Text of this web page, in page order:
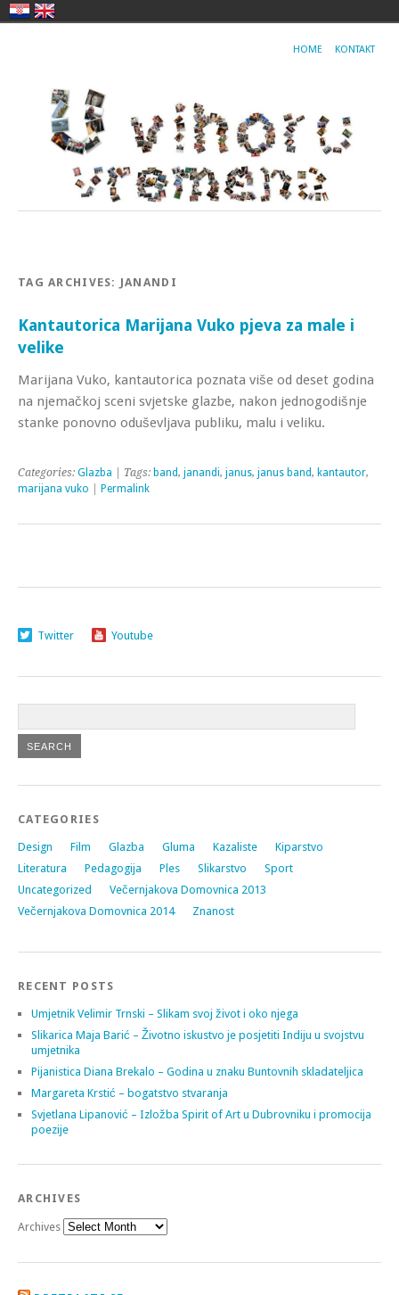
HOME KONTAKT
TAG ARCHIVES: JANANDI
Kantautorica Marijana Vuko pjeva za male i
velike
Marijana Vuko, kantautorica poznata više od deset godina
na njemačkoj sceni svjetske glazbe, nakon jednogodišnje
stanke ponovno oduševljava publiku, malu i veliku.
Categories: Glazba | Tags: band, janandi, janus, janus band, kantautor,
marijana vuko
Permalink
Twitter Youtube
CATEGORIES
Design Film Glazba Gluma Kazaliste
Kiparstvo
Literatura
Pedagogija Ples Slikarstvo
Sport
Uncategorized
Večernjakova Domovnica 2013
Večernjakova Domovnica 2014
Znanost
RECENT POSTS
Umjetnik Velimir Trnski – Slikam svoj život i oko njega
Slikarica Maja Barić – Životno iskustvo je posjetiti Indiju u svojstvu
umjetnika
Pijanistica Diana Brekalo – Godina u znaku Buntovnih skladateljica
Margareta Krstić – bogatstvo stvaranja
Svjetlana Lipanović – Izložba Spirit of Art u Dubrovniku i promocija
poezije
ARCHIVES
Archives